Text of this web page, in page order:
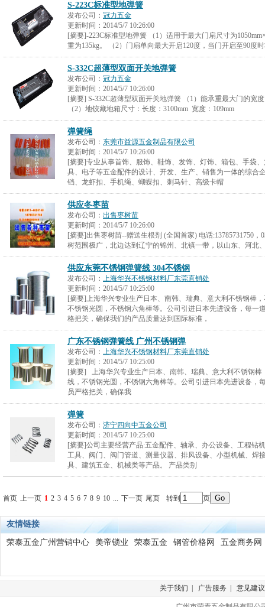
S-223C标准型地弹簧
发布公司： 冠力五金
更新时间： 2014/5/7 10:26:00
[摘要]-223C标准型地弹簧 （1）适用于最大门扇尺寸为
重为135kg。 （2）门扇单向最大开启120度，当门开启至90度
S-332C超薄型双面开关地弹簧
发布公司： 冠力五金
更新时间： 2014/5/7 10:26:00
[摘要] S-332C超薄型双面开关地弹簧 （1）能承重最大门的宽
（2）地铰藏地箱尺寸：长度：3100mm 宽度：109mm
弹簧绳
发布公司： 东莞市益源五金制品有限公司
更新时间： 2014/5/7 10:26:00
[摘要]专业从事首饰、服饰、鞋饰、发饰、灯饰、箱包、手袋
具、电子等五金配件的设计、开发、生产、销售为一体的综合
铛、龙虾扣、手机绳、蝴蝶扣、刺马针、高级卡帽
供应冬枣苗
发布公司： 出售枣树苗
更新时间： 2014/5/7 10:26:00
[摘要]出售枣树苗--赠送生根剂 (全国首家) 电话:13785731750
树范围极广，北边达到辽宁的锦州、北镇一带，以山东、河北
供应东莞不锈钢弹簧线 304不锈钢
发布公司： 上海华兴不锈钢材料厂东莞直销处
更新时间： 2014/5/7 10:25:00
[摘要]上海华兴专业生产日本、南韩、瑞典、意大利不锈钢棒
不锈钢光圆，不锈钢六角棒等。公司引进日本先进设备，每一
格把关，确保我们的产品质量达到国际标准，
广东不锈钢弹簧线 广州不锈钢弹
发布公司： 上海华兴不锈钢材料厂东莞直销处
更新时间： 2014/5/7 10:25:00
[摘要] 上海华兴专业生产日本、南韩、瑞典、意大利不锈钢棒
线，不锈钢光圆，不锈钢六角棒等。公司引进日本先进设备，
员严格把关，确保我
弹簧
发布公司： 济宁四向中五金公司
更新时间： 2014/5/7 10:25:00
[摘要]公司主要经营产品:五金配件、轴承、办公设备、工程钻
工具、阀门、阀门管道、测量仪器、排风设备、小型机械、焊
具、建筑五金、机械类等产品。 产品类别
首页 上一页 1 2 3 4 5 6 7 8 9 10 ... 下一页 尾页 转到 页
友情链接
荣泰五金广州营销中心 美帝锁业 荣泰五金 钢管价格网 五金商务网
关于我们 广告服务 意见建议